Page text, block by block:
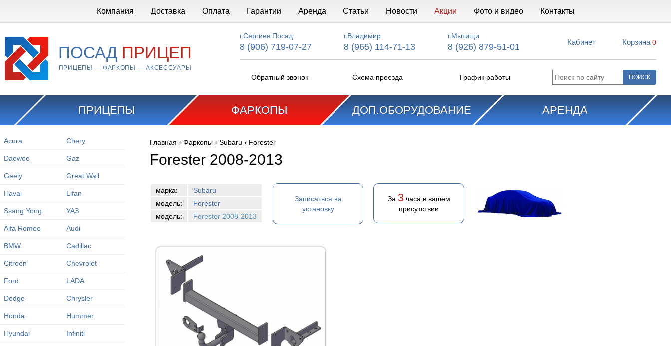
Компания Доставка Оплата Гарантии Аренда Статьи Новости Акции Фото и видео Контакты
ПОСАД ПРИЦЕП
ПРИЦЕПЫ — ФАРКОПЫ — АКСЕССУАРЫ
г.Сергиев Посад
8 (906) 719-07-27
г.Владимир
8 (965) 114-71-13
г.Мытищи
8 (926) 879-51-01 Кабинет Корзина 0
Обратный звонок Схема проезда График работы
ПРИЦЕПЫ ФАРКОПЫ ДОП.ОБОРУДОВАНИЕ АРЕНДА
Acura Chery
Daewoo Gaz
Geely Great Wall
Haval Lifan
Ssang Yong УАЗ
Alfa Romeo Audi
BMW Cadillac
Citroen Chevrolet
Ford LADA
Dodge Chrysler
Honda Hummer
Hyundai Infiniti
Вы здесь
Главная › Фаркопы › Subaru › Forester
Forester 2008-2013
марка:
Subaru
модель:
Forester
модель:
Forester 2008-2013
Записаться на
установку
За 3часа в вашем
присутствии